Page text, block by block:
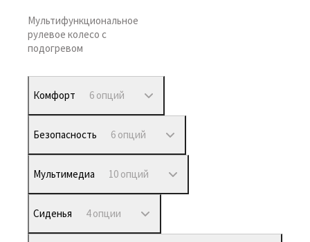
Мультифункциональное
рулевое колесо с
подогревом
Комфорт 6 опций
Безопасность 6 опций
Мультимедиа 10 опций
Сиденья 4 опции